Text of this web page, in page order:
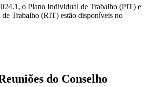
o Plano Individual de Trabalho (PIT) e
Trabalho (RIT) estão disponíveis no
do Conselho